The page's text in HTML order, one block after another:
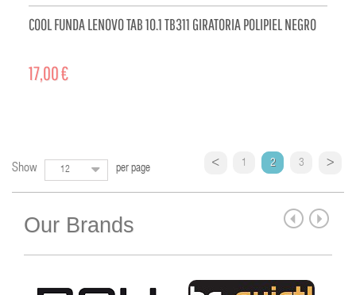
COOL FUNDA LENOVO TAB 10.1 TB311 GIRATORIA POLIPIEL NEGRO
17,00 €
Show 12 per page 1 2 3
Our Brands